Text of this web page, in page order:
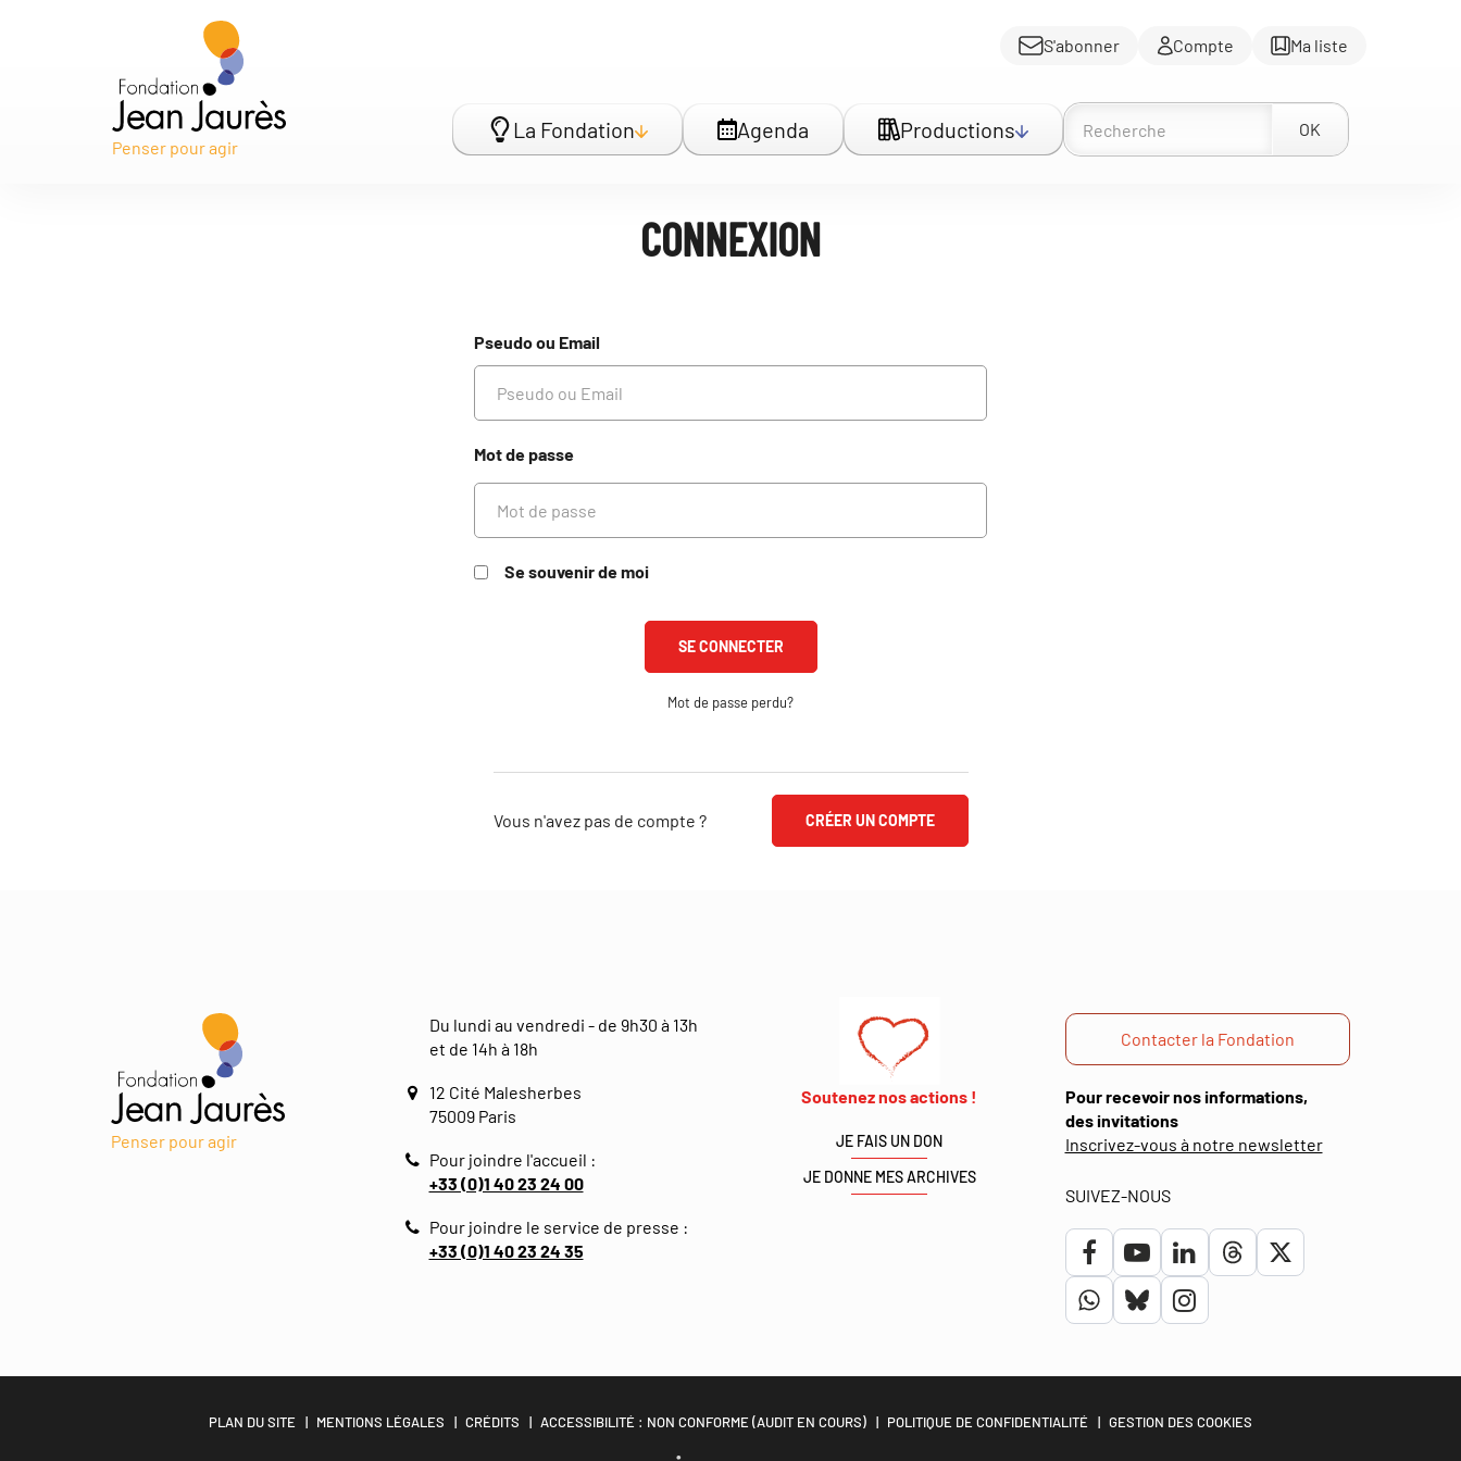
S'abonner Compte Ma liste
Penser pour agir
La Fondation Agenda Productions OK
CONNEXION
Pseudo ou Email
Mot de passe
Se souvenir de moi
Mot de passe perdu?
Vous n'avez pas de compte ? CRÉER UN COMPTE
Penser pour agir
Du lundi au vendredi - de 9h30 à 13h
et de 14h à 18h
12 Cité Malesherbes
75009 Paris
Pour joindre l'accueil :
+33 (0)1 40 23 24 00
Pour joindre le service de presse :
+33 (0)1 40 23 24 35
Soutenez nos actions !
JE FAIS UN DON
JE DONNE MES ARCHIVES
Contacter la Fondation
Pour recevoir nos informations,
des invitations
Inscrivez-vous à notre newsletter(ouverture
SUIVEZ-NOUS
Lien
vers
compte
Facebook
Lien
vers
chaîne
Youtube
Lien
vers
compte
Linkedin
Lien
compte
Threads
Lien
compte
Lien
compte
Lien
compte
Lien
compte
PLAN DU SITE MENTIONS LÉGALES CRÉDITS ACCESSIBILITÉ : NON CONFORME (AUDIT EN COURS) POLITIQUE DE CONFIDENTIALITÉ GESTION DES COOKIES